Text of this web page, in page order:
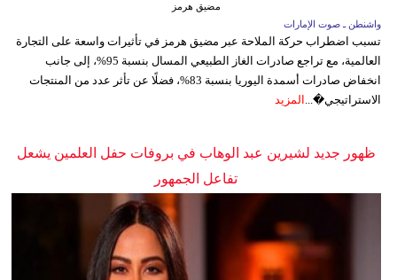
مضيق هرمز
واشنطن ـ صوت الإمارات
تسبب اضطراب حركة الملاحة عبر مضيق هرمز في تأثيرات واسعة على التجارة
العالمية، مع تراجع صادرات الغاز الطبيعي المسال بنسبة 95%، إلى جانب
انخفاض صادرات أسمدة اليوريا بنسبة 83%، فضلًا عن تأثر عدد من المنتجات
الاستراتيجي�... المزيد
ظهور جديد لشيرين عبد الوهاب في بروفات حفل العلمين يشعل
تفاعل الجمهور